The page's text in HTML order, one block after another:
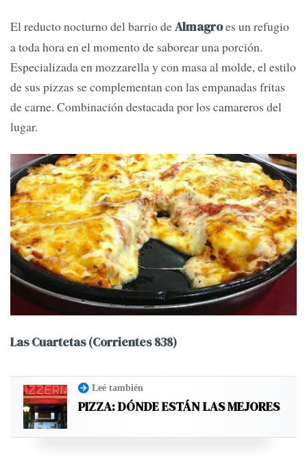
El reducto nocturno del barrio deAlmagroes un refugio
a toda hora en el momento de saborear una porción.
Especializada en mozzarella y con masa al molde, el estilo
de sus pizzas se complementan con las empanadas fritas
de carne. Combinación destacada por los camareros del
lugar.
Las Cuartetas (Corrientes 838)
Leé también
PIZZA: DÓNDE ESTÁN LAS MEJORES